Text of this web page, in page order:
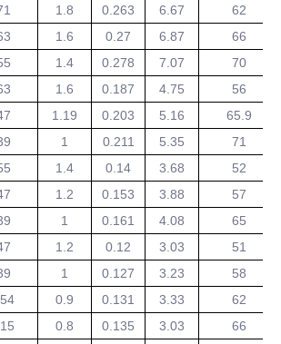
1.8 0.263 6.67
62
1.6 0.27 6.87
66
1.4 0.278 7.07
70
1.6 0.187 4.75
56
1.19 0.203 5.16
65.9
1 0.211 5.35
71
1.4 0.14 3.68
52
1.2 0.153 3.88
57
1 0.161 4.08
65
1.2 0.12 3.03
51
1 0.127 3.23
58
0.9 0.131 3.33
62
0.8 0.135 3.03
66